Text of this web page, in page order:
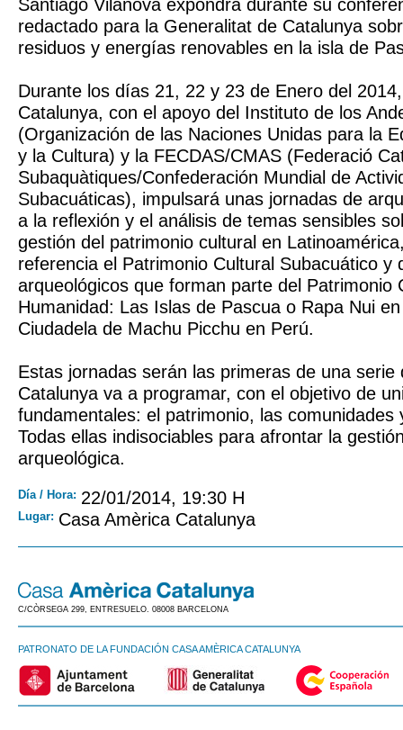
Santiago Vilanova expondrá durante su
redactado para la Generalitat de Catalunya
residuos y energías renovables en la isla de
Durante los días 21, 22 y 23 de Enero del
Catalunya, con el apoyo del Instituto de los
(Organización de las Naciones Unidas para la
y la Cultura) y la FECDAS/CMAS (Federació
Subaquàtiques/Confederación Mundial de
Subacuáticas), impulsará unas jornadas de
a la reflexión y el análisis de temas sensibles
gestión del patrimonio cultural en
referencia el Patrimonio Cultural Subacuático y
arqueológicos que forman parte del Patrimonio
Humanidad: Las Islas de Pascua o Rapa Nui
Ciudadela de Machu Picchu en Perú.
Estas jornadas serán las primeras de una serie
Catalunya va a programar, con el objetivo de
fundamentales: el patrimonio, las comunidades
Todas ellas indisociables para afrontar la
arqueológica.
Día / Hora: 22/01/2014, 19:30 H
Lugar: Casa Amèrica Catalunya
C/CÒRSEGA 299, ENTRESUELO. 08008 BARCELONA
PATRONATO DE LA FUNDACIÓN CASA AMÈRICA CATALUNYA